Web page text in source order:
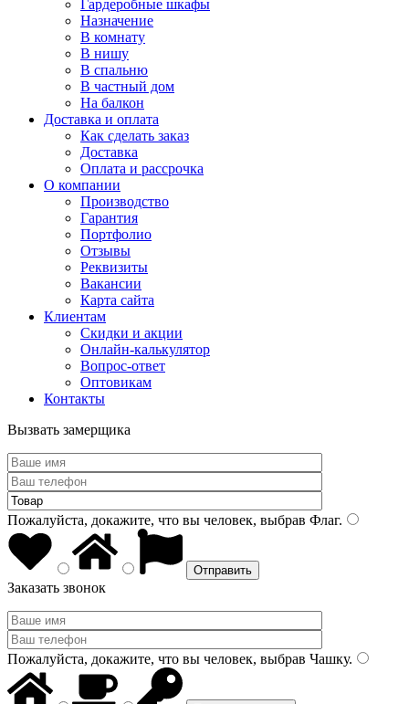
Гардеробные шкафы
Назначение
В комнату
В нишу
В спальню
В частный дом
На балкон
Доставка и оплата
Как сделать заказ
Доставка
Оплата и рассрочка
О компании
Производство
Гарантия
Портфолио
Отзывы
Реквизиты
Вакансии
Карта сайта
Клиентам
Скидки и акции
Онлайн-калькулятор
Вопрос-ответ
Оптовикам
Контакты
Вызвать замерщика
Пожалуйста, докажите, что вы человек, выбрав Флаг.
Заказать звонок
Пожалуйста, докажите, что вы человек, выбрав Чашку.